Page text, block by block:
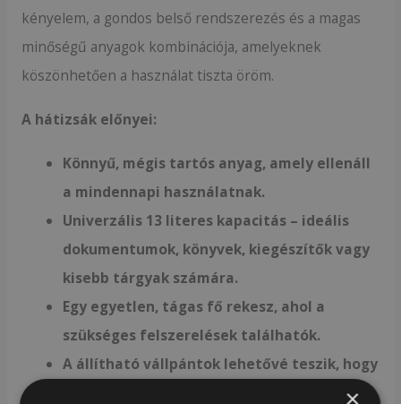
kényelem, a gondos belső rendszerezés és a magas
minőségű anyagok kombinációja, amelyeknek
köszönhetően a használat tiszta öröm.
A hátizsák előnyei:
Könnyű, mégis tartós anyag, amely ellenáll
a mindennapi használatnak.
Univerzális 13 literes kapacitás – ideális
dokumentumok, könyvek, kiegészítők vagy
kisebb tárgyak számára.
Egy egyetlen, tágas fő rekesz, ahol a
szükséges felszerelések találhatók.
A állítható vállpántok lehetővé teszik, hogy
a hátizsákot a saját alakodhoz igazítsd.×